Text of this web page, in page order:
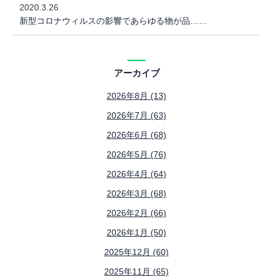
2020.3.26
新型コロナウィルスの影響であらゆる物が品……
アーカイブ
2026年8月 (13)
2026年7月 (63)
2026年6月 (68)
2026年5月 (76)
2026年4月 (64)
2026年3月 (68)
2026年2月 (66)
2026年1月 (50)
2025年12月 (60)
2025年11月 (65)